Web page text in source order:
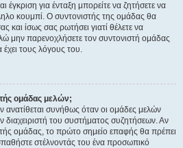
έγκριση για ένταξη μπορείτε να ζητήσετε να
κουμπί. Ο συντονιστής της ομάδας θα
και ίσως σας ρωτήσει γιατί θέλετε να
μην παρενοχλήσετε τον συντονιστή ομάδας
τους λόγους του.
ομάδας μελών;
συνήθως όταν οι ομάδες μελών
διαχειριστή του συστήματος συζητήσεων. Αν
ομάδας, το πρώτο σημείο επαφής θα πρέπει
στέλνοντάς του ένα προσωπικό